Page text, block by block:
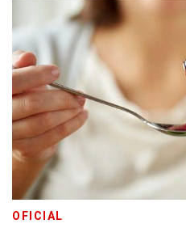
OFICIAL